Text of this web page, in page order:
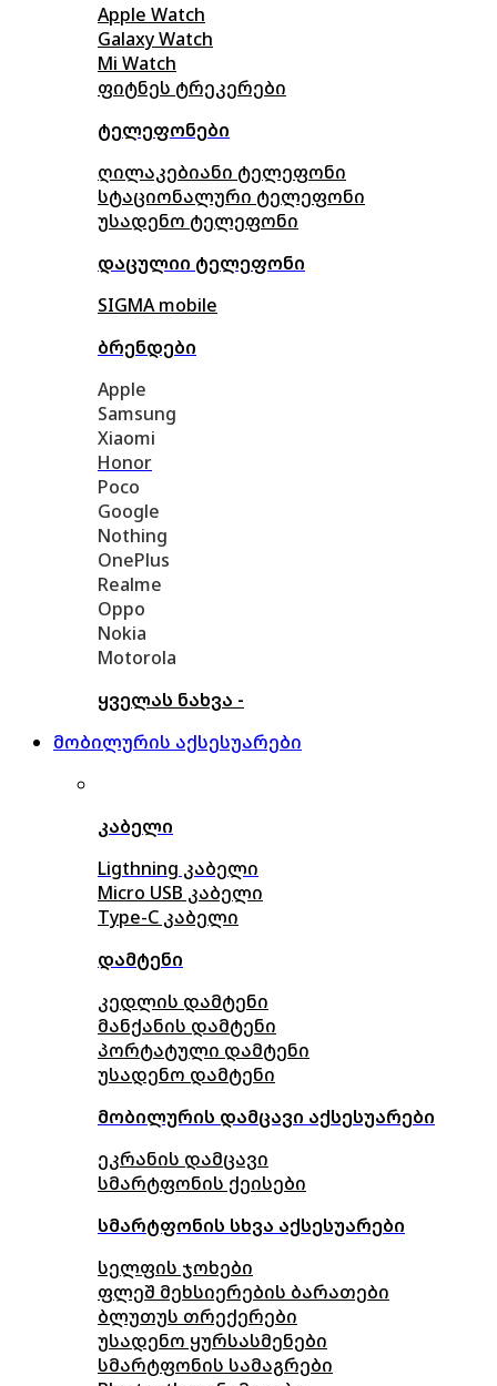
Apple Watch
Galaxy Watch
Mi Watch
ფიტნეს ტრეკერები
ტელეფონები
ღილაკებიანი ტელეფონი
სტაციონალური ტელეფონი
უსადენო ტელეფონი
დაცულიი ტელეფონი
SIGMA mobile
ბრენდები
Apple
Samsung
Xiaomi
Honor
Poco
Google
Nothing
OnePlus
Realme
Oppo
Nokia
Motorola
ყველას ნახვა -
მობილურის აქსესუარები
კაბელი
Ligthning კაბელი
Micro USB კაბელი
Type-C კაბელი
დამტენი
კედლის დამტენი
მანქანის დამტენი
პორტატული დამტენი
უსადენო დამტენი
მობილურის დამცავი აქსესუარები
ეკრანის დამცავი
სმარტფონის ქეისები
სმარტფონის სხვა აქსესუარები
სელფის ჯოხები
ფლეშ მეხსიერების ბარათები
ბლუთუს თრექერები
უსადენო ყურსასმენები
სმარტფონის სამაგრები